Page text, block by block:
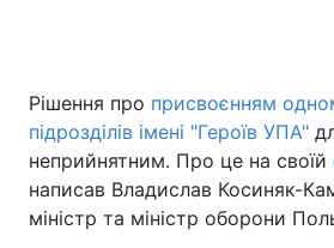
Рішення про присвоєнням
підрозділів імені "Героїв УПА"
неприйнятним. Про це на своїй
написав Владислав Косиняк-
міністр та міністр оборони